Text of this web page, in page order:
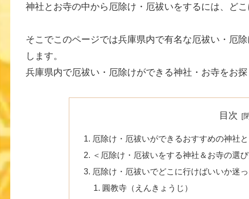
神社とお寺の中から厄除け・厄祓いをするには、ど
そこでこのページでは兵庫県内で有名な厄祓い・厄
します。
兵庫県内で厄祓い・厄除けができる神社・お寺をお
目次
厄除け・厄祓いができるおすすめの神社
＜厄除け・厄祓いをする神社＆お寺の選
厄除け・厄祓いでどこに行けばいいか迷
圓教寺（えんきょうじ）